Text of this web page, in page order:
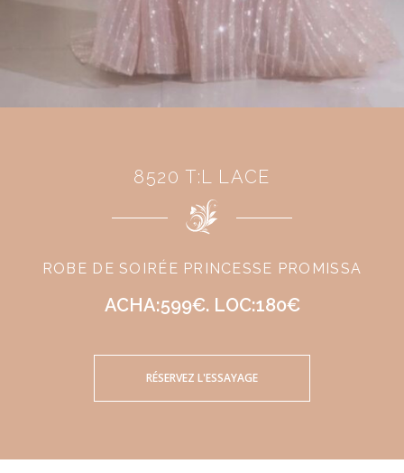
8520 T:L LACE
ROBE DE SOIRÉE PRINCESSE PROMISSA
ACHA:599€. LOC:180€
RÉSERVEZ L'ESSAYAGE